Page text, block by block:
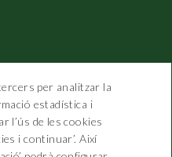
per analitzar la
estadística i
l’ús de les cookies
i continuar’. Així